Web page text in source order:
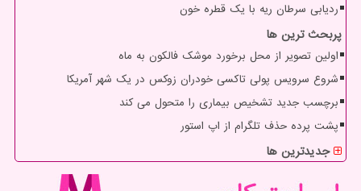
ردیابی سرطان ریه با یک قطره خون
پربحث ترین ها
اولین تصویر از محل برخورد موشک فالکون به ماه
شروع سرویس پولی تاکسی خودران زوکس در یک شهر آمریکا
برچسب جدید تشخیص بیماری را متحول می کند
پشت پرده حذف تلگرام از اپ استور
جدیدترین ها